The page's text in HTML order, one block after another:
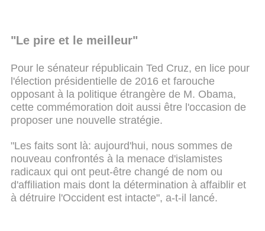
"Le pire et le meilleur"
Pour le sénateur républicain Ted Cruz, en lice pour
l'élection présidentielle de 2016 et farouche
opposant à la politique étrangère de M. Obama,
cette commémoration doit aussi être l'occasion de
proposer une nouvelle stratégie.
"Les faits sont là: aujourd'hui, nous sommes de
nouveau confrontés à la menace d'islamistes
radicaux qui ont peut-être changé de nom ou
d'affiliation mais dont la détermination à affaiblir et
à détruire l'Occident est intacte", a-t-il lancé.